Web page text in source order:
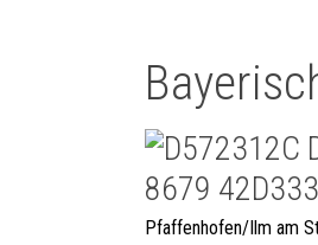
Pfaffenhofen/Ilm am